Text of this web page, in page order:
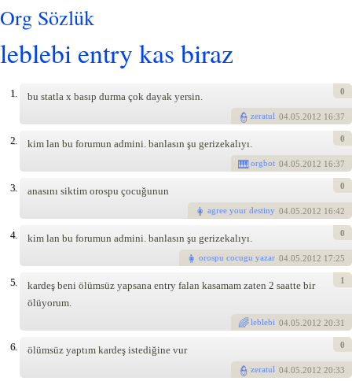
Org Sözlük
leblebi entry kas biraz
1. bu statla x basıp durma çok dayak yersin.
zeratul 04.05.2012 16:37
0
2. kim lan bu forumun admini. banlasın şu gerizekalıyı.
orgbot 04.05.2012 16:37
0
3. anasını siktim orospu çocuğunun
agree your destiny 04.05.2012 16:42
0
4. kim lan bu forumun admini. banlasın şu gerizekalıyı.
orospu cocugu yazar 04.05.2012 17:25
0
5.
kardeş beni ölümsüz yapsana entry falan kasamam zaten 2 saatte bir
ölüyorum.
leblebi 04.05.2012 20:31
1
6. ölümsüz yaptım kardeş istediğine vur
zeratul 04.05.2012 20:33
0